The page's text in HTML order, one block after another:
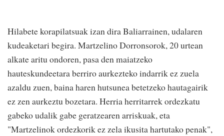
Hilabete korapilatsuak izan dira Baliarrainen, udalaren
kudeaketari begira. Martzelino Dorronsorok, 20 urtean
alkate aritu ondoren, pasa den maiatzeko
hauteskundeetara berriro aurkezteko indarrik ez zuela
azaldu zuen, baina haren hutsunea betetzeko hautagairik
ez zen aurkeztu bozetara. Herria herritarrek ordezkatu
gabeko udalik gabe geratzearen arriskuak, eta
"Martzelinok ordezkorik ez zela ikusita hartutako penak",